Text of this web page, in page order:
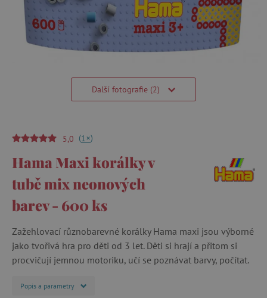
Další fotografie (2)
5,0 (1+)
Hama Maxi korálky v
tubě mix neonových
barev - 600 ks
Zažehlovací různobarevné korálky Hama maxi jsou výborné
jako tvořivá hra pro děti od 3 let. Děti si hrají a přitom si
procvičují jemnou motoriku, učí se poznávat barvy, počítat.
Popis a parametry